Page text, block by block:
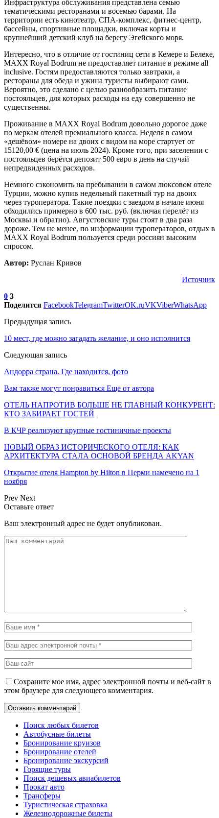
Инфраструктура обслуживания представлена семью
тематическими ресторанами и восемью барами. На
территории есть кинотеатр, СПА-комплекс, фитнес-центр,
бассейны, спортивные площадки, включая корты и
крупнейший детский клуб на берегу Эгейского моря.
Интересно, что в отличие от гостиниц сети в Кемере и Белеке,
MAXX Royal Bodrum не предоставляет питание в режиме all
inclusive. Гостям предоставляются только завтраки, а
рестораны для обеда и ужина туристы выбирают сами.
Вероятно, это сделано с целью разнообразить питание
постояльцев, для которых расходы на еду совершенно не
существенны.
Проживание в MAXX Royal Bodrum довольно дорогое даже
по меркам отелей премиального класса. Неделя в самом
«дешёвом» номере на двоих с видом на море стартует от
15120,00 € (цена на июль 2024). Кроме того, при заселении с
постояльцев берётся депозит 500 евро в день на случай
непредвиденных расходов.
Немного сэкономить на пребывании в самом люксовом отеле
Турции, можно купив недельный пакетный тур на двоих
через туроператора. Такие поездки с заездом в начале июня
обходились примерно в 600 тыс. руб. (включая перелёт из
Москвы и обратно). Августовские туры стоят в два раза
дороже. Тем не менее, по информации туроператоров, отдых в
MAXX Royal Bodrum пользуется среди россиян высоким
спросом.
Автор: Руслан Кривов
Источник
0 3
Поделится FacebookTelegramTwitterOK.ruVKViberWhatsApp
Предыдущая запись
10 мест, где можно загадать желание, и оно исполнится
Следующая запись
Андорра страна. Где находится, фото
Вам также могут понравиться Еще от автора
ОТЕЛЬ НАПРОТИВ БОЛЬШЕ НЕ ГЛАВНЫЙ КОНКУРЕНТ:
КТО ЗАБИРАЕТ ГОСТЕЙ
В КЧР реализуют крупные гостиничные проекты
НОВЫЙ ОБРАЗ ИСТОРИЧЕСКОГО ОТЕЛЯ: КАК
АРХИТЕКТУРА СТАЛА ОСНОВОЙ БРЕНДА AKYAN
Открытие отеля Hampton by Hilton в Перми намечено на 1
ноября
Prev Next
Оставьте ответ
Ваш электронный адрес не будет опубликован.
Сохраните мое имя, адрес электронной почты и веб-сайт в
этом браузере для следующего комментария.
Поиск любых билетов
Автобусные билеты
Бронирование круизов
Бронирование отелей
Бронирование экскурсий
Горящие туры
Поиск дешевых авиабилетов
Прокат авто
Трансферы
Туристическая страховка
Железнодорожные билеты